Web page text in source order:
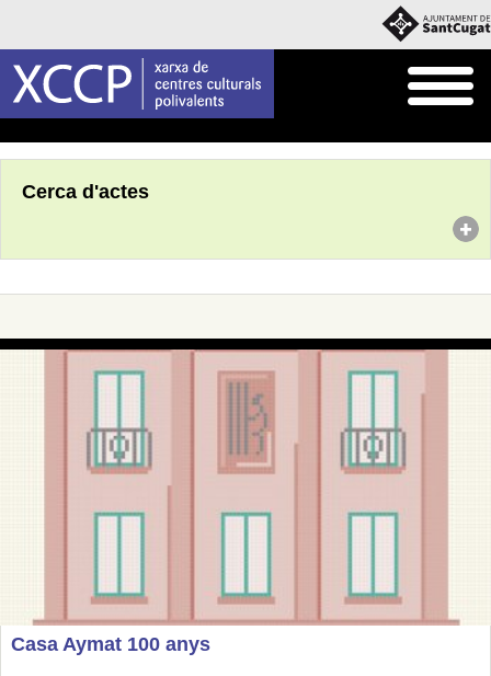
Cerca d'actes
Casa Aymat 100 anys